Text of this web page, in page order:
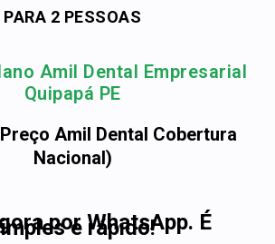
PARA 2 PESSOAS
Amil Dental Empresarial
Quipapá PE
Amil Dental Cobertura
Nacional)
por WhatsApp. É
e rápido!